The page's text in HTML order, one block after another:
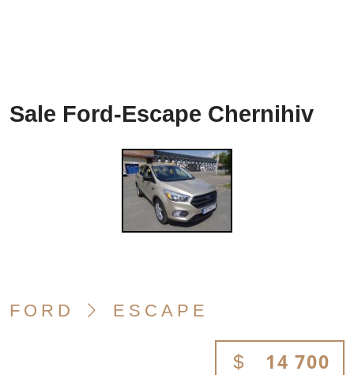
Sale Ford-Escape Chernihiv
FORD ESCAPE
14 700